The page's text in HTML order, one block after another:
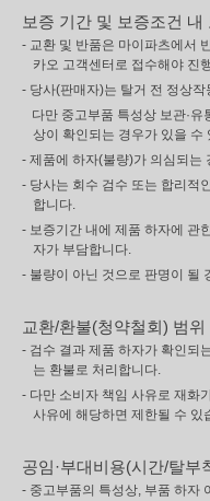
보증 기간 및 보증조건 내
- 교환 및 반품은 마이파츠에서
카오 고객센터로 접수해야 진
- 당사(판매자)는 탈거 전 정상
다만 중고부품 특성상 보관·유
상이 확인되는 경우가 있을 수
- 제품에 하자(불량)가 의심되는
- 당사는 회수 검수 또는 합리적
합니다.
- 보증기간 내에 제품 하자에 관
자가 부담합니다.
- 불량이 아닌 것으로 판명이 될
교환/환불(청약철회) 범위
- 검수 결과 제품 하자가 확인되
는 환불로 처리합니다.
- 다만 소비자 책임 사유로 재화
사유에 해당하면 제한될 수 있
공임·부대비용(시간/탈부
- 중고부품의 특성상, 부품 하자